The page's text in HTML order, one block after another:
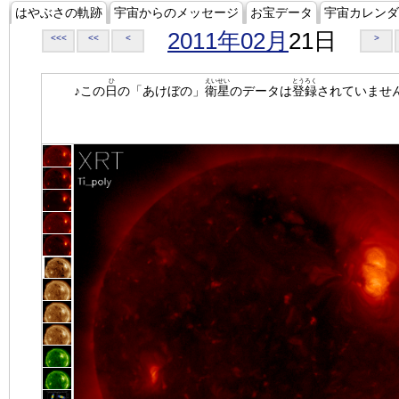
はやぶさの軌跡 宇宙からのメッセージ お宝データ 宇宙カレン
<<< << < 2011年02月 21日 >
♪この日
ひ
の「あけぼの」 衛星
えいせい
のデータは登録
とうろく
されていませ